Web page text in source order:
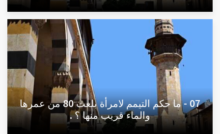
07 - ما حكم التيمم لامرأة بلغت 80 من عمرها
والماء قريب منها ؟ .